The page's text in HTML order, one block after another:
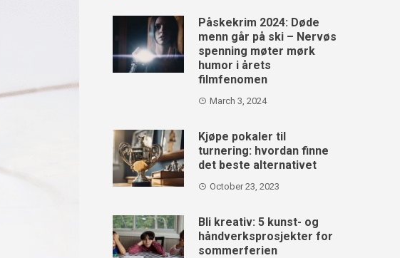
Påskekrim 2024: Døde
menn går på ski – Nervøs
spenning møter mørk
humor i årets
filmfenomen
March 3, 2024
Kjøpe pokaler til
turnering: hvordan finne
det beste alternativet
October 23, 2023
Bli kreativ: 5 kunst- og
håndverksprosjekter for
sommerferien